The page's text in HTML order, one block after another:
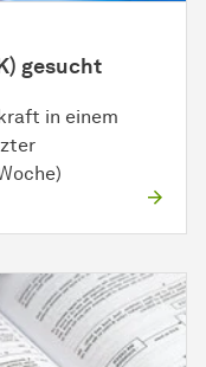
gesucht
in einem